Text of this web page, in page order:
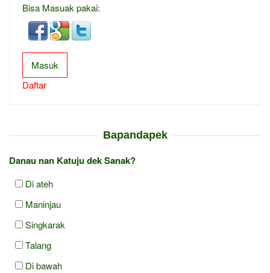
Bisa Masuak pakai:
Masuk
Daftar
Bapandapek
Danau nan Katuju dek Sanak?
Di ateh
Maninjau
Singkarak
Talang
Di bawah